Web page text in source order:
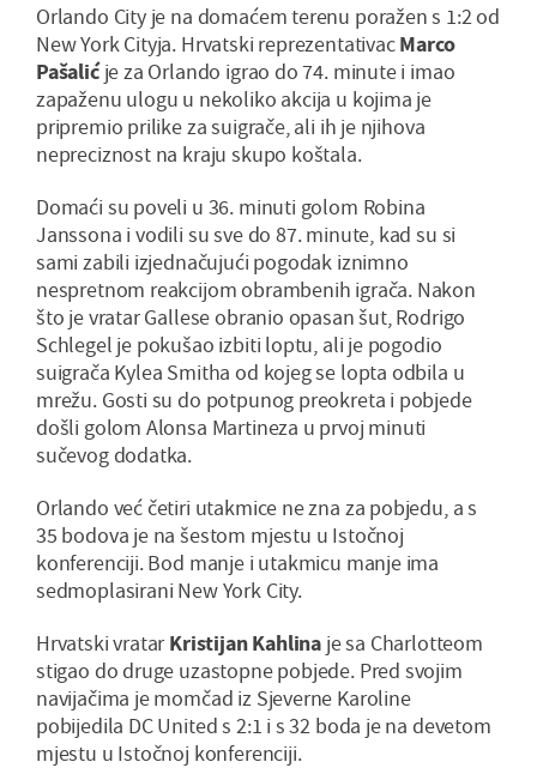
Orlando City je na domaćem terenu poražen s 1:2 od
New York Cityja. Hrvatski reprezentativacMarco
Pašalićje za Orlando igrao do 74. minute i imao
zapaženu ulogu u nekoliko akcija u kojima je
pripremio prilike za suigrače, ali ih je njihova
nepreciznost na kraju skupo koštala.
Domaći su poveli u 36. minuti golom Robina
Janssona i vodili su sve do 87. minute, kad su si
sami zabili izjednačujući pogodak iznimno
nespretnom reakcijom obrambenih igrača. Nakon
što je vratar Gallese obranio opasan šut, Rodrigo
Schlegel je pokušao izbiti loptu, ali je pogodio
suigrača Kylea Smitha od kojeg se lopta odbila u
mrežu. Gosti su do potpunog preokreta i pobjede
došli golom Alonsa Martineza u prvoj minuti
sučevog dodatka.
Orlando već četiri utakmice ne zna za pobjedu, a s
35 bodova je na šestom mjestu u Istočnoj
konferenciji. Bod manje i utakmicu manje ima
sedmoplasirani New York City.
Hrvatski vratarKristijan Kahlina je sa Charlotteom
stigao do druge uzastopne pobjede. Pred svojim
navijačima je momčad iz Sjeverne Karoline
pobijedila DC United s 2:1 i s 32 boda je na devetom
mjestu u Istočnoj konferenciji.